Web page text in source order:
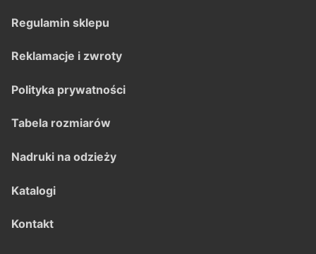
Regulamin sklepu
Reklamacje i zwroty
Polityka prywatności
Tabela rozmiarów
Nadruki na odzieży
Katalogi
Kontakt